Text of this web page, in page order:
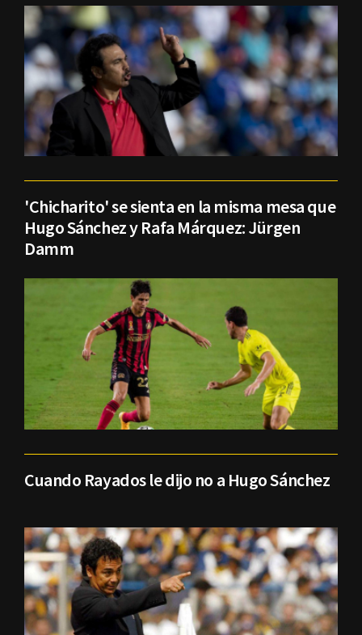
'Chicharito' se sienta en la misma mesa que
Hugo Sánchez y Rafa Márquez: Jürgen
Damm
Cuando Rayados le dijo no a Hugo Sánchez